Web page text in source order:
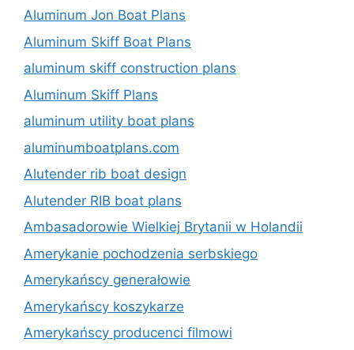
Aluminum Jon Boat Plans
Aluminum Skiff Boat Plans
aluminum skiff construction plans
Aluminum Skiff Plans
aluminum utility boat plans
aluminumboatplans.com
Alutender rib boat design
Alutender RIB boat plans
Ambasadorowie Wielkiej Brytanii w Holandii
Amerykanie pochodzenia serbskiego
Amerykańscy generałowie
Amerykańscy koszykarze
Amerykańscy producenci filmowi